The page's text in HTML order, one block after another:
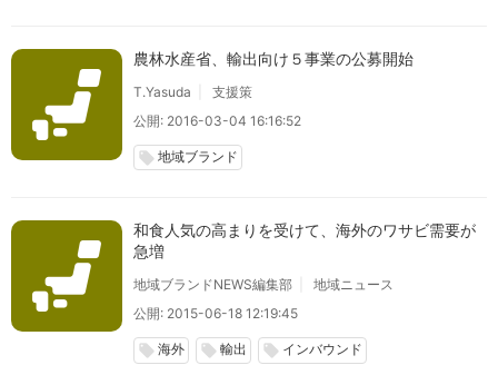
農林水産省、輸出向け５事業の公募開始
T.Yasuda
支援策
公開: 2016-03-04 16:16:52
local_offer 地域ブランド
和食人気の高まりを受けて、海外のワサビ需要が
急増
地域ブランドNEWS編集部
地域ニュース
公開: 2015-06-18 12:19:45
local_offer 海外 local_offer 輸出 local_offer インバウンド